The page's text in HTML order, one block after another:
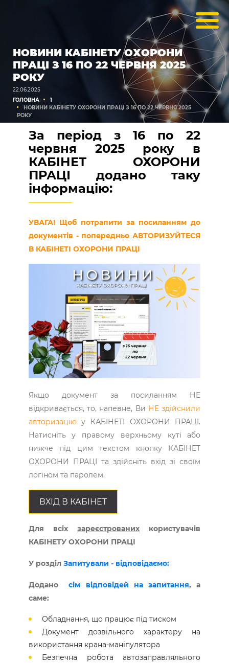
НОВИНИ КАБІНЕТУ ОХОРОНИ
ПРАЦІ З 16 ПО 22 ЧЕРВНЯ 2025
РОКУ
22.06.2025
ГОЛОВНА
1
НОВИНИ КАБІНЕТУ ОХОРОНИ ПРАЦІ З 16 ПО 22 ЧЕРВНЯ 2025
РОКУ
За період з 16 по 22
червня 2025 року в
КАБІНЕТ ОХОРОНИ
ПРАЦІ додано таку
інформацію:
УВАГА! Щоб потрапити за посиланням до
документів - попередньо АВТОРИЗУЙТЕСЯ
В КАБІНЕТІ ОХОРОНИ ПРАЦІ
Якщо документ за посиланням НЕ
відкривається, то, напевне, Ви НЕ здійснили
авторизаціюу КАБІНЕТІ ОХОРОНИ ПРАЦІ.
Натисніть у правому верхньому куті або
нижче під цим текстом кнопку КАБІНЕТ
ОХОРОНИ ПРАЦІ та здійсніть вхід зі своїм
логіном та паролем.
ВХІД В КАБІНЕТ
Для всіхзареєстрованих користувачів
КАБІНЕТУ ОХОРОНИ ПРАЦІ
У розділ Запитували - відповідаємо:
Доданосім відповідей на запитання, а
саме:
Обладнання, що працює під тиском
Документ дозвільного характеру на
використання крана-маніпулятора
Безпечна робота автозаправляльного